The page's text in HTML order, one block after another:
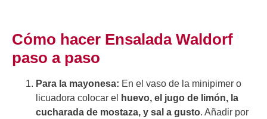
Cómo hacer Ensalada Waldorf
paso a paso
Para la mayonesa: En el vaso de la minipimer o
licuadora colocar el
huevo, el jugo de limón, la
cucharada de mostaza, y sal a gusto. Añadir por